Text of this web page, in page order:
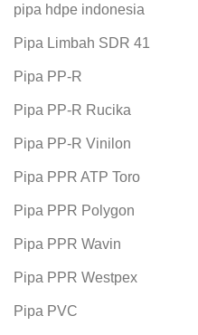
pipa hdpe indonesia
Pipa Limbah SDR 41
Pipa PP-R
Pipa PP-R Rucika
Pipa PP-R Vinilon
Pipa PPR ATP Toro
Pipa PPR Polygon
Pipa PPR Wavin
Pipa PPR Westpex
Pipa PVC